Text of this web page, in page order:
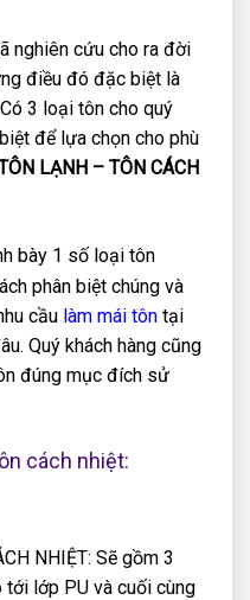
nghiên cứu cho ra đời
điều đó đặc biệt là
3 loại tôn cho quý
để lựa chọn cho phù
LẠNH – TÔN CÁCH
bày 1 số loại tôn
phân biệt chúng và
cầu làm mái tôn tại
Quý khách hàng cũng
đúng mục đích sử
cách nhiệt:
NHIỆT: Sẽ gồm 3
lớp PU và cuối cùng